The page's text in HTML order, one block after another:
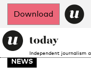
Download
Independent journalism
NEWS